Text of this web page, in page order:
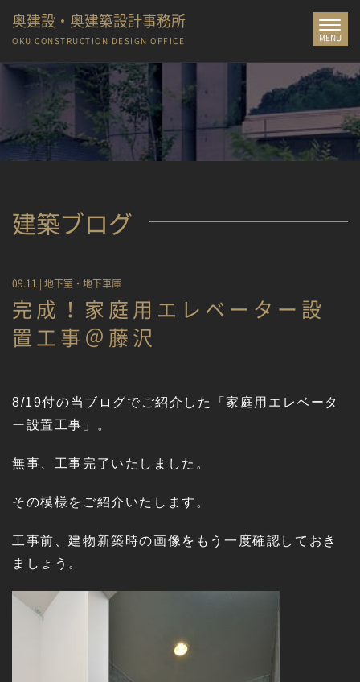
Toggle
MENU
奥建設・奥建築設計事務所
OKU CONSTRUCTION DESIGN OFFICE
建築ブログ
09.11 | 地下室・地下車庫
完成！家庭用エレベーター設
置工事＠藤沢
8/19付の当ブログでご紹介した「家庭用エレベータ
ー設置工事」。
無事、工事完了いたしました。
その模様をご紹介いたします。
工事前、建物新築時の画像をもう一度確認しておき
ましょう。